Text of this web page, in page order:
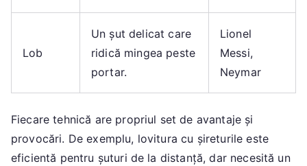
Lob
Un șut delicat care
ridică mingea peste
portar.
Lionel
Messi,
Neymar
Fiecare tehnică are propriul set de avantaje și
provocări. De exemplu, lovitura cu șireturile este
eficientă pentru șuturi de la distanță, dar necesită un